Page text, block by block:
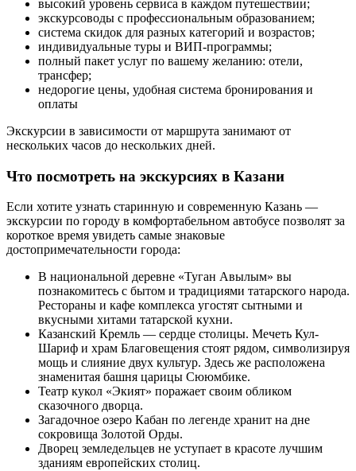
высокий уровень сервиса в каждом путешествии;
экскурсоводы с профессиональным образованием;
система скидок для разных категорий и возрастов;
индивидуальные туры и ВИП-программы;
полный пакет услуг по вашему желанию: отели,
трансфер;
недорогие цены, удобная система бронирования и
оплаты
Экскурсии в зависимости от маршрута занимают от
нескольких часов до нескольких дней.
Что посмотреть на экскурсиях в Казани
Если хотите узнать старинную и современную Казань ―
экскурсии по городу в комфортабельном автобусе позволят за
короткое время увидеть самые знаковые
достопримечательности города:
В национальной деревне «Туган Авылым» вы
познакомитесь с бытом и традициями татарского народа.
Рестораны и кафе комплекса угостят сытными и
вкусными хитами татарской кухни.
Казанский Кремль ― сердце столицы. Мечеть Кул-
Шариф и храм Благовещения стоят рядом, символизируя
мощь и слияние двух культур. Здесь же расположена
знаменитая башня царицы Сююмбике.
Театр кукол «Экият» поражает своим обликом
сказочного дворца.
Загадочное озеро Кабан по легенде хранит на дне
сокровища Золотой Орды.
Дворец земледельцев не уступает в красоте лучшим
зданиям европейских столиц.